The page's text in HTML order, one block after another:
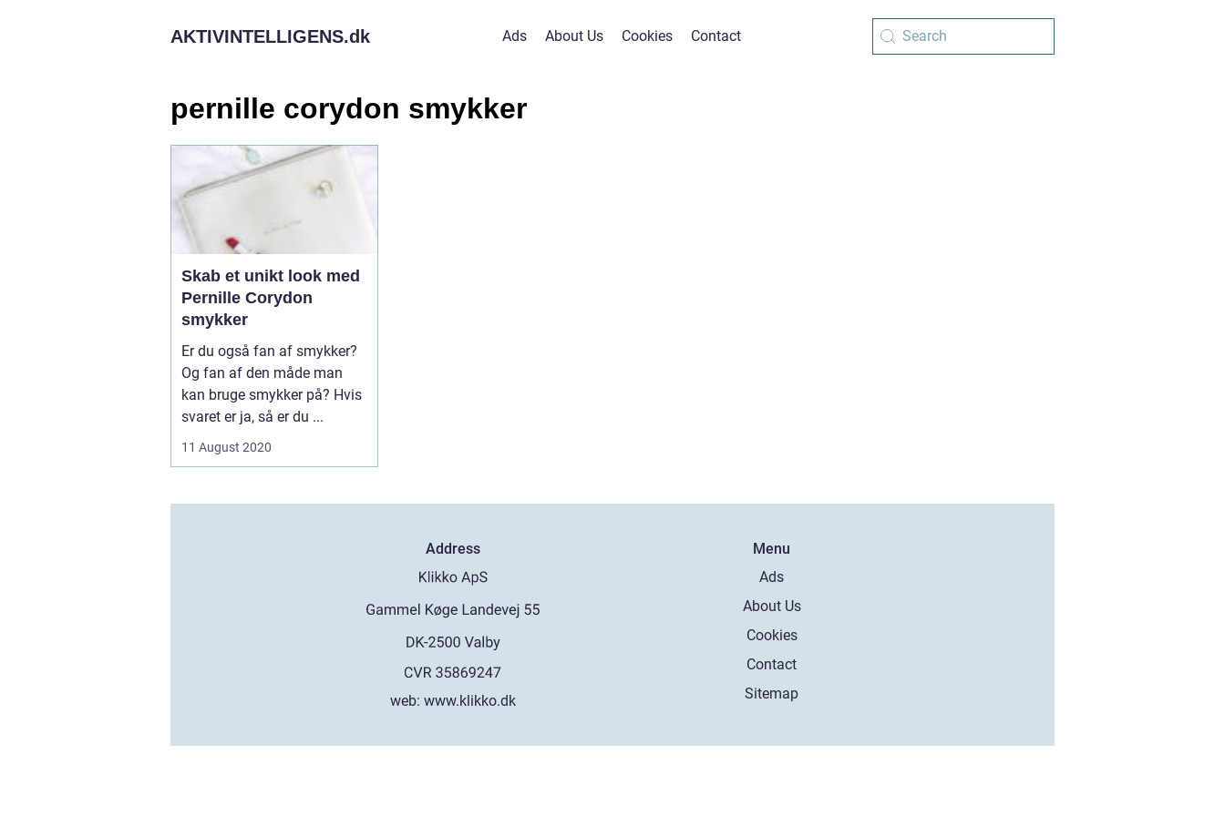
AKTIVINTELLIGENS.dk Ads About Us Cookies Contact
pernille corydon smykker
Skab et unikt look med
Pernille Corydon
smykker
Er du også fan af smykker?
Og fan af den måde man
kan bruge smykker på? Hvis
svaret er ja, så er du ...
11 August 2020
Address
web:www.klikko.dk
Menu
Ads
About Us
Cookies
Contact
Sitemap